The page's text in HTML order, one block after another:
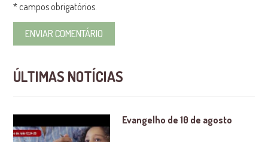
* campos obrigatórios.
ÚLTIMAS NOTÍCIAS
Evangelho de 10 de agosto